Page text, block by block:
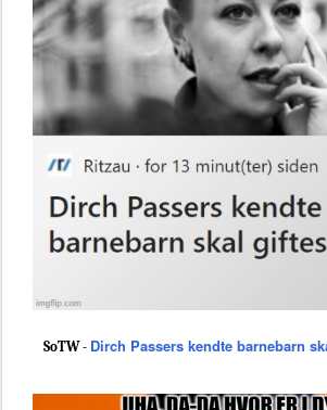
SoTW - Dirch Passers kendte barnebarn